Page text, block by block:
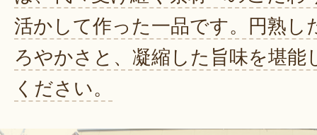
活かして作った一品です。円熟し
ろやかさと、凝縮した旨味を堪能
ください。